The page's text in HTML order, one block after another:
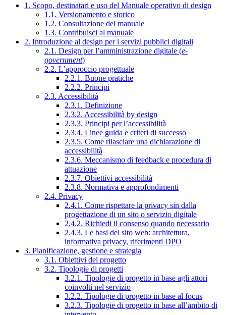
1. Scopo, destinatari e uso del Manuale operativo di design
1.1. Versionamento e storico
1.2. Consultazione del manuale
1.3. Contribuisci al manuale
2. Introduzione al design per i servizi pubblici digitali
2.1. Design per l’amministrazione digitale (e-
government)
2.2. L’approccio progettuale
2.2.1. Buone pratiche
2.2.2. Principi
2.3. Accessibilità
2.3.1. Definizione
2.3.2. Accessibilità by design
2.3.3. Principi per l’accessibilità
2.3.4. Linee guida e criteri di successo
2.3.5. Come rilasciare una dichiarazione di
accessibilità
2.3.6. Meccanismo di feedback e procedura di
attuazione
2.3.7. Obiettivi accessibilità
2.3.8. Normativa e approfondimenti
2.4. Privacy
2.4.1. Come rispettare la privacy sin dalla
progettazione di un sito o servizio digitale
2.4.2. Richiedi il consenso quando necessario
2.4.3. Le basi del sito web: architettura,
informativa privacy, riferimenti DPO
3. Pianificazione, gestione e strategia
3.1. Obiettivi del progetto
3.2. Tipologie di progetti
3.2.1. Tipologie di progetto in base agli attori
coinvolti nel servizio
3.2.2. Tipologie di progetto in base al focus
3.2.3. Tipologie di progetto in base all’ambito di